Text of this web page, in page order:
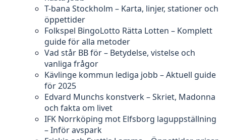
T-bana Stockholm – Karta, linjer, stationer och
öppettider
Folkspel BingoLotto Rätta Lotten – Komplett
guide för alla metoder
Vad står BB för – Betydelse, vistelse och
vanliga frågor
Kävlinge kommun lediga jobb – Aktuell guide
för 2025
Edvard Munchs konstverk – Skriet, Madonna
och fakta om livet
IFK Norrköping mot Elfsborg laguppställning
– Inför avspark